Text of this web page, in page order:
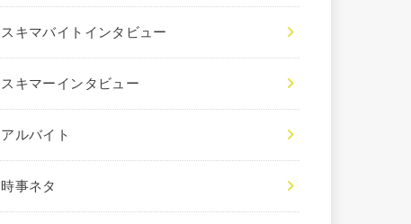
スキマバイトインタビュー
スキマーインタビュー
アルバイト
時事ネタ